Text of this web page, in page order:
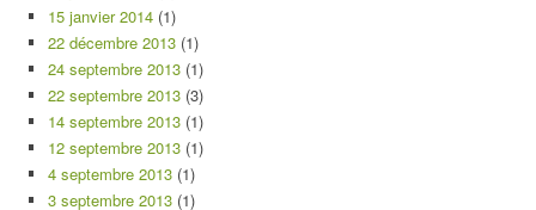
15 janvier 2014 (1)
22 décembre 2013 (1)
24 septembre 2013 (1)
22 septembre 2013 (3)
14 septembre 2013 (1)
12 septembre 2013 (1)
4 septembre 2013 (1)
3 septembre 2013 (1)